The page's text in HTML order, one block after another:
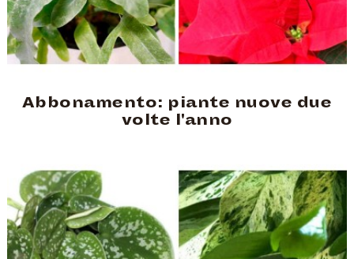
Abbonamento: piante nuove due
volte l'anno